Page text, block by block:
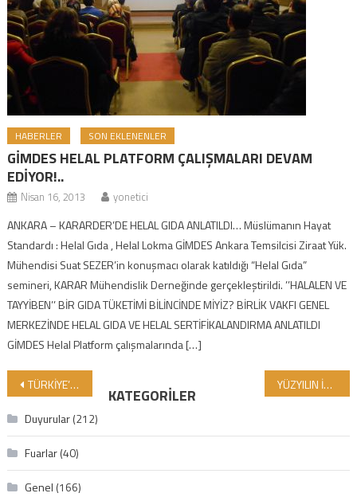
HABERLER SON EKLENENLER
GİMDES HELAL PLATFORM ÇALIŞMALARI DEVAM
EDİYOR!..
Nisan 16, 2013 yonetici
ANKARA – KARARDER’DE HELAL GIDA ANLATILDI… Müslümanın Hayat
Standardı : Helal Gıda , Helal Lokma GİMDES Ankara Temsilcisi Ziraat Yük.
Mühendisi Suat SEZER’in konuşmacı olarak katıldığı “Helal Gıda”
semineri, KARAR Mühendislik Derneğinde gerçekleştirildi. ’’HALALEN VE
TAYYİBEN’’ BİR GIDA TÜKETİMİ BİLİNCİNDE MİYİZ? BİRLİK VAKFI GENEL
MERKEZİNDE HELAL GIDA VE HELAL SERTİFİKALANDIRMA ANLATILDI
GİMDES Helal Platform çalışmalarında […]
Yazı gezinmesi
TÜRKİYE’NİN İLK VE TEK SİTRİK ASİT ÜRETİM TESİSİ GİMDES’TEN HELAL VE TAYYİB SERTİFAKASI TALEBİ İÇİN MÜRACAATINI YAPTI. YÜZYILIN İHANETİ OLAN KUDÜS’ÜN İSRAİLE PEŞKEŞ ÇEKİLMESİ PROJESİNE DESTEK VEREN BİRLEŞİK ARAP EMİRLİKLERİ VE SUUDİ ARABİSTANI PROTESTO EDİYORUZ. ESMA VE GAC HELAL AKREDİTASON KURUMLARINI TANIMIYORUZ TÜM MÜSLÜMANLARI TANIMAMAYA DAVET EDİYORUZ.
KATEGORILER
Duyurular(212)
Fuarlar(40)
Genel (166)